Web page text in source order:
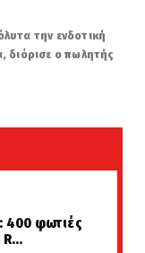
την ενδοτική
διόρισε ο πωλητής
400 φωτιές